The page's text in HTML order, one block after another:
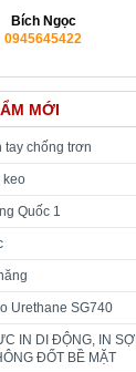
Bích Ngọc
0945645422
MỚI
tay chống trơn
keo
Quốc 1
Urethane SG740
IN DI ĐỘNG, IN SỢI
ĐỐT BỀ MẶT